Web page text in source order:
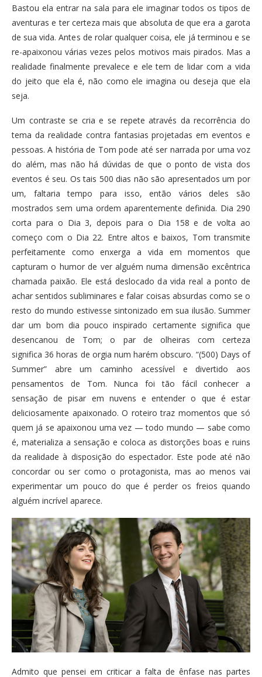
Bastou ela entrar na sala para ele imaginar todos os tipos de
aventuras e ter certeza mais que absoluta de que era a garota
de sua vida. Antes de rolar qualquer coisa, ele já terminou e se
re-apaixonou várias vezes pelos motivos mais pirados. Mas a
realidade finalmente prevalece e ele tem de lidar com a vida
do jeito que ela é, não como ele imagina ou deseja que ela
seja.
Um contraste se cria e se repete através da recorrência do
tema da realidade contra fantasias projetadas em eventos e
pessoas. A história de Tom pode até ser narrada por uma voz
do além, mas não há dúvidas de que o ponto de vista dos
eventos é seu. Os tais 500 dias não são apresentados um por
um, faltaria tempo para isso, então vários deles são
mostrados sem uma ordem aparentemente definida. Dia 290
corta para o Dia 3, depois para o Dia 158 e de volta ao
começo com o Dia 22. Entre altos e baixos, Tom transmite
perfeitamente como enxerga a vida em momentos que
capturam o humor de ver alguém numa dimensão excêntrica
chamada paixão. Ele está deslocado da vida real a ponto de
achar sentidos subliminares e falar coisas absurdas como se o
resto do mundo estivesse sintonizado em sua ilusão. Summer
dar um bom dia pouco inspirado certamente significa que
desencanou de Tom; o par de olheiras com certeza
significa 36 horas de orgia num harém obscuro. “(500) Days of
Summer” abre um caminho acessível e divertido aos
pensamentos de Tom. Nunca foi tão fácil conhecer a
sensação de pisar em nuvens e entender o que é estar
deliciosamente apaixonado. O roteiro traz momentos que só
quem já se apaixonou uma vez — todo mundo — sabe como
é, materializa a sensação e coloca as distorções boas e ruins
da realidade à disposição do espectador. Este pode até não
concordar ou ser como o protagonista, mas ao menos vai
experimentar um pouco do que é perder os freios quando
alguém incrível aparece.
Admito que pensei em criticar a falta de ênfase nas partes